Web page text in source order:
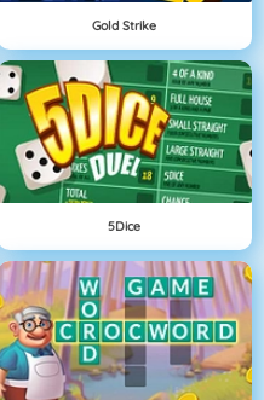
Gold Strike
5Dice